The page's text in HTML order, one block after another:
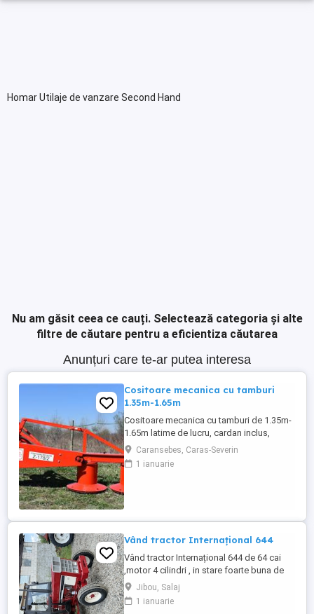
Homar Utilaje de vanzare Second Hand
Nu am găsit ceea ce cauți. Selectează categoria și alte
filtre de căutare pentru a eficientiza căutarea
Anunțuri care te-ar putea interesa
Cositoare mecanica cu tamburi
1.35m-1.65m
Cositoare mecanica cu tamburi de 1.35m-
1.65m latime de lucru, cardan inclus,
prelata, cheie de cutite Transport in toate
judetele
Caransebes, Caras-Severin
1 ianuarie
Vând tractor Internațional 644
Vând tractor Internațional 644 de 64 cai
,motor 4 cilindri , in stare foarte buna de
functionare, cutie de viteze mecanica cu 2
manete ,ambreiaj priza, cauciucuri in stare
bună ,fara defecte, revizie facuta,
Jibou, Salaj
1 ianuarie